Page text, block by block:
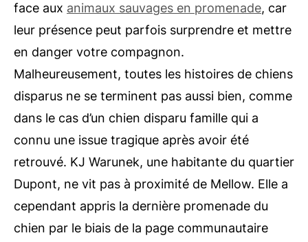
face aux animaux sauvages en promenade, car
leur présence peut parfois surprendre et mettre
en danger votre compagnon.
Malheureusement, toutes les histoires de chiens
disparus ne se terminent pas aussi bien, comme
dans le cas d’un chien disparu famille qui a
connu une issue tragique après avoir été
retrouvé. KJ Warunek, une habitante du quartier
Dupont, ne vit pas à proximité de Mellow. Elle a
cependant appris la dernière promenade du
chien par le biais de la page communautaire